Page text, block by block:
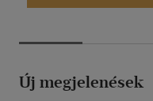
Új megjelenések